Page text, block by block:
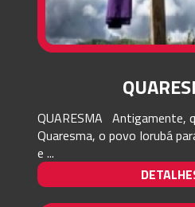
QUARESMA Antigamente,
Quaresma, o povo Iorubá
e ...